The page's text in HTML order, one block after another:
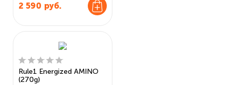
2 590 руб.
Rule1 Energized AMINO
(270g)